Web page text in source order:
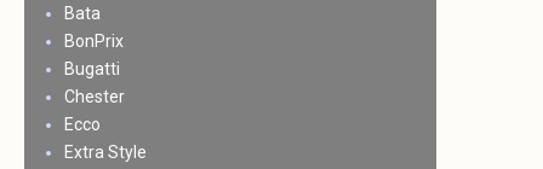
Bata
BonPrix
Bugatti
Chester
Ecco
Extra Style